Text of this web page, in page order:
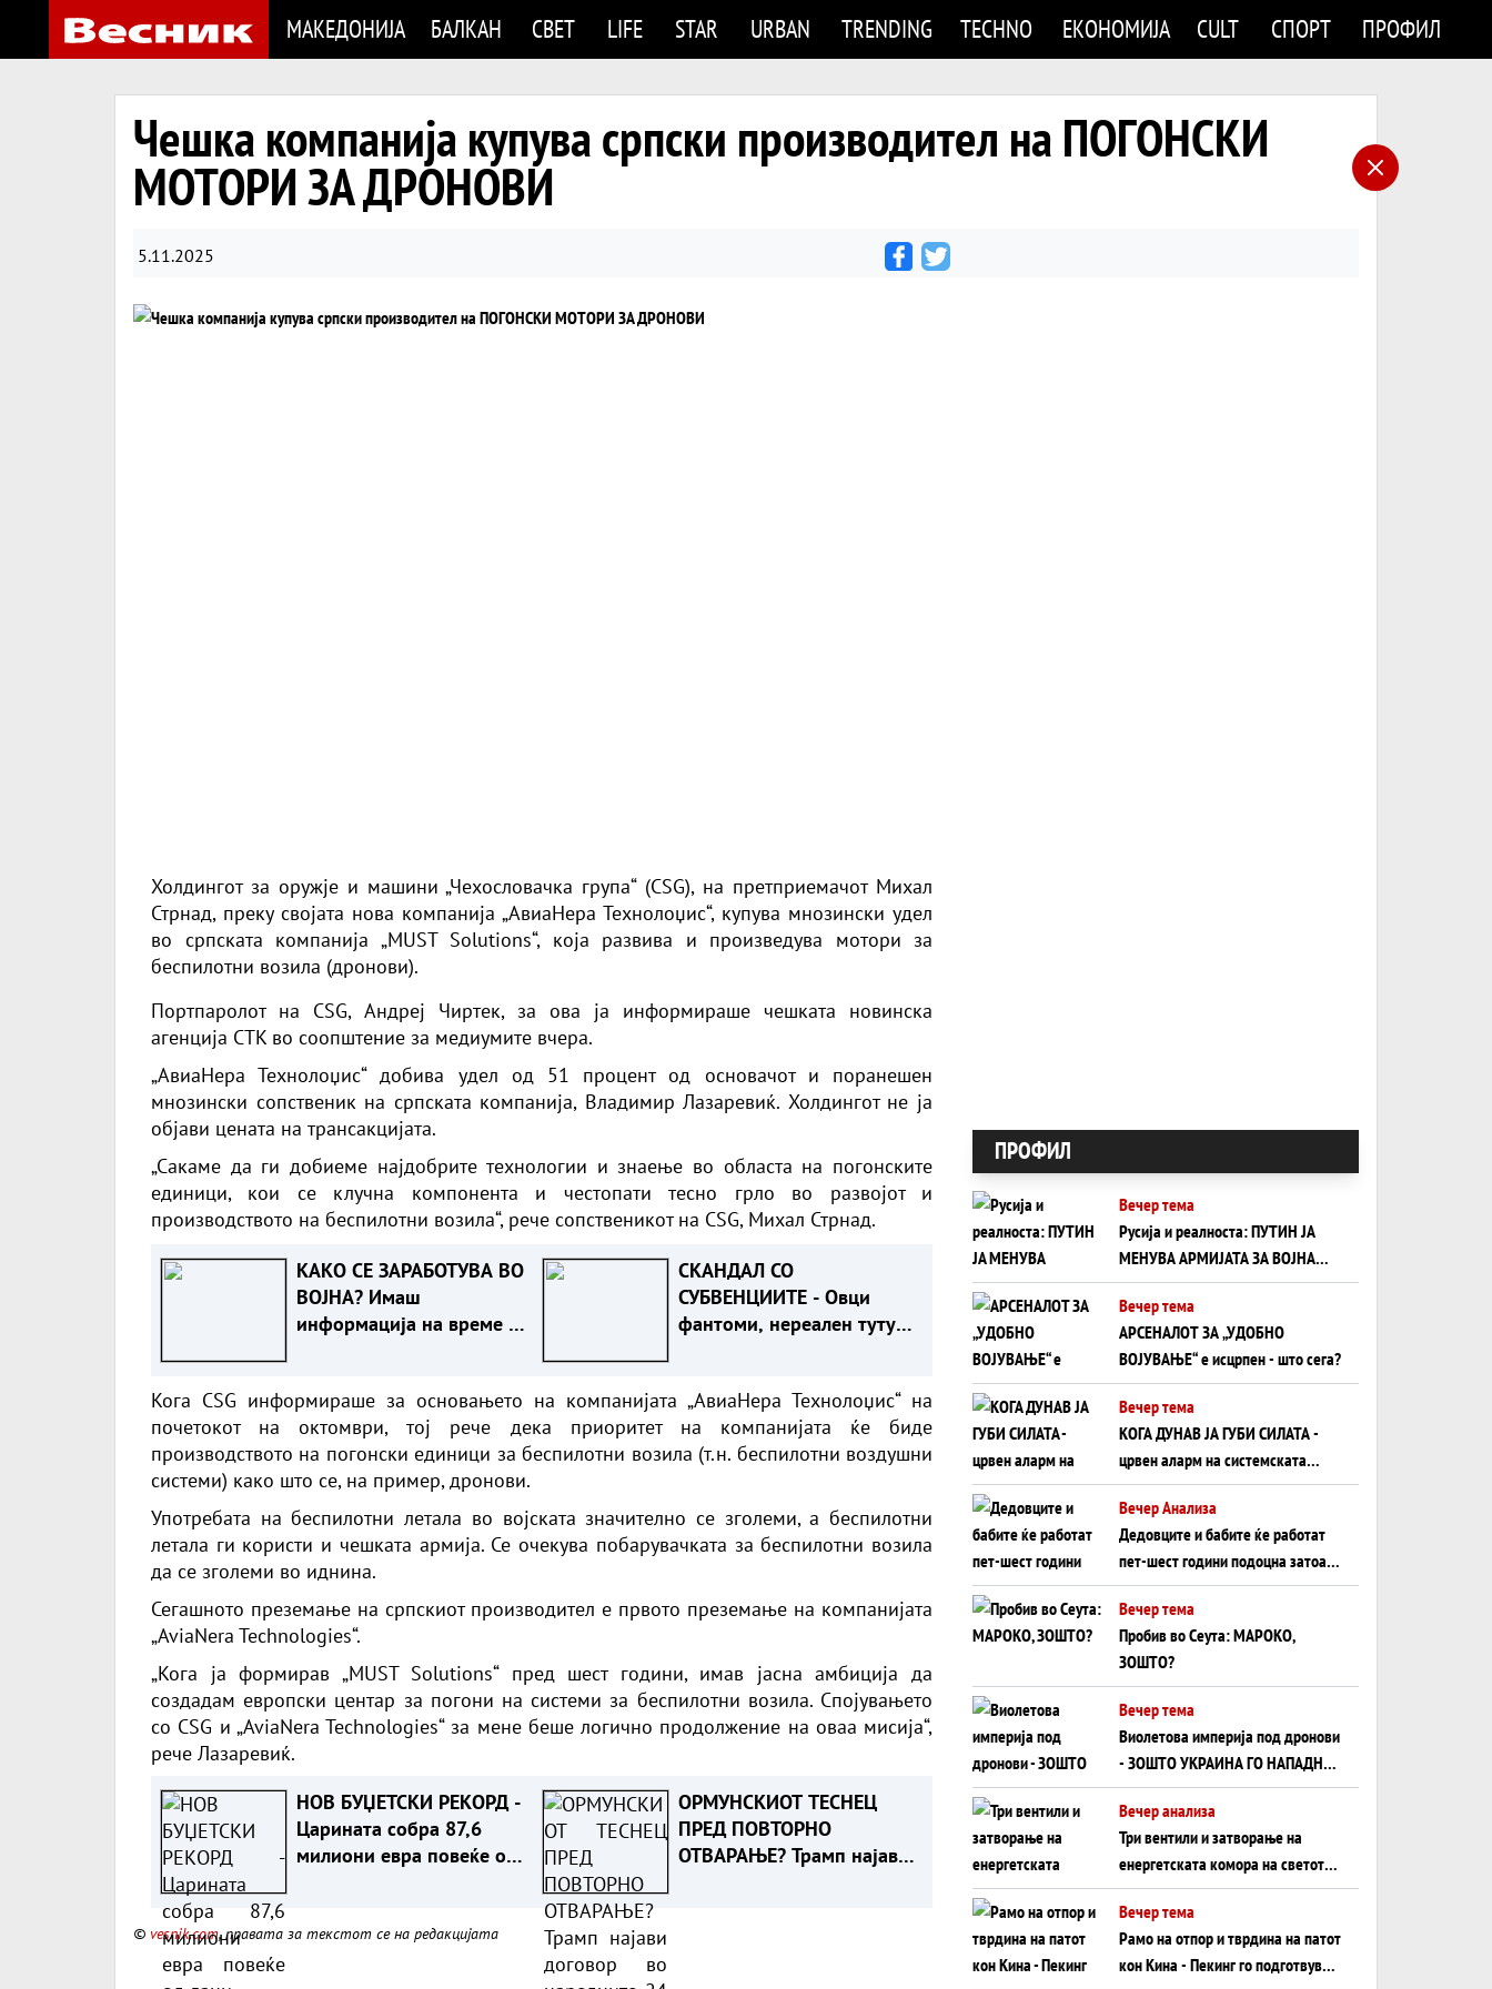
МАКЕДОНИЈА БАЛКАН СВЕТ LIFE STAR URBAN TRENDING TECHNO ЕКОНОМИЈА CULT СПОРТ ПРОФИЛ
Чешка компанија купува српски производител на ПОГОНСКИ
МОТОРИ ЗА ДРОНОВИ
5.11.2025
Холдингот за оружје и машини „Чехословачка група“ (CSG), на претприемачот Михал
Стрнад, преку својата нова компанија „АвиаНера Технолоџис“, купува мнозински удел
во српската компанија „MUST Solutions“, која развива и произведува мотори за
беспилотни возила (дронови).
Портпаролот на CSG, Андреј Чиртек, за ова ја информираше чешката новинска
агенција CTK во соопштение за медиумите вчера.
„АвиаНера Технолоџис“ добива удел од 51 процент од основачот и поранешен
мнозински сопственик на српската компанија, Владимир Лазаревиќ. Холдингот не ја
објави цената на трансакцијата.
„Сакаме да ги добиеме најдобрите технологии и знаење во областа на погонските
единици, кои се клучна компонента и честопати тесно грло во развојот и
производството на беспилотни возила“, рече сопственикот на CSG, Михал Стрнад.
КАКО СЕ ЗАРАБОТУВА ВО
ВОЈНА? Имаш
информација на време и
СКАНДАЛ СО
СУБВЕНЦИИТЕ - Овци
фантоми, нереален тутун
Кога CSG информираше за основањето на компанијата „АвиаНера Технолоџис“ на
почетокот на октомври, тој рече дека приоритет на компанијата ќе биде
производството на погонски единици за беспилотни возила (т.н. беспилотни воздушни
системи) како што се, на пример, дронови.
Употребата на беспилотни летала во војската значително се зголеми, а беспилотни
летала ги користи и чешката армија. Се очекува побарувачката за беспилотни возила
да се зголеми во иднина.
Сегашното преземање на српскиот производител е првото преземање на компанијата
„AviaNera Technologies“.
„Кога ја формирав „MUST Solutions“ пред шест години, имав јасна амбиција да
создадам европски центар за погони на системи за беспилотни возила. Спојувањето
со CSG и „AviaNera Technologies“ за мене беше логично продолжение на оваа мисија“,
рече Лазаревиќ.
НОВ БУЏЕТСКИ РЕКОРД -
Царината собра 87,6
милиони евра повеќе од
ОРМУНСКИОТ ТЕСНЕЦ
ПРЕД ПОВТОРНО
ОТВАРАЊЕ? Трамп најави
© vesnik.com, правата за текстот се на редакцијата
ПРОФИЛ
Вечер тема
Русија и реалноста: ПУТИН ЈА
МЕНУВА АРМИЈАТА ЗА ВОЈНА
ШТО ОСТАНУВА БЕЗ ФРОНТ
Вечер тема
АРСЕНАЛОТ ЗА „УДОБНО
ВОЈУВАЊЕ“ е исцрпен - што сега?
Вечер тема
КОГА ДУНАВ ЈА ГУБИ СИЛАТА -
црвен аларм на системската
плоча од јужна Германија до
Црното Море...
Вечер Анализа
Дедовците и бабите ќе работат
пет-шест години подоцна затоа
што НЕМААТ ВНУЦИ ДА ГИ
ЗАМЕНАТ
Вечер тема
Пробив во Сеута: МАРОКО,
ЗОШТО?
Вечер тема
Виолетова империја под дронови
- ЗОШТО УКРАИНА ГО НАПАДНА
РУСКИОТ WILDBERRIES
Вечер анализа
Три вентили и затворање на
енергетската комора на светот:
Нападот во Суец најавува
глобален енергетски инфаркт?
Вечер тема
Рамо на отпор и тврдина на патот
кон Кина - Пекинг го подготвува